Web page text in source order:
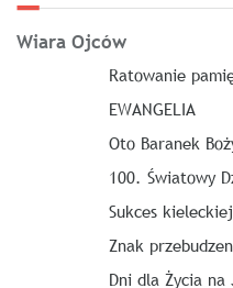
Wiara Ojców
Ratowanie
EWANGELIA
Oto Baranek
100. Światowy
Sukces
Znak
Dni dla Życia na